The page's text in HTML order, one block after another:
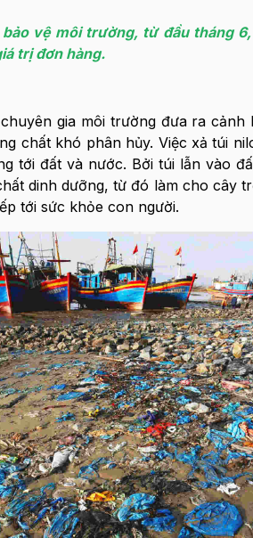
vệ môi trường, từ đầu tháng
trị đơn hàng.
gia môi trường đưa ra cảnh
chất khó phân hủy. Việc xả túi
tới đất và nước. Bởi túi lẫn vào
dinh dưỡng, từ đó làm cho cây
tới sức khỏe con người.